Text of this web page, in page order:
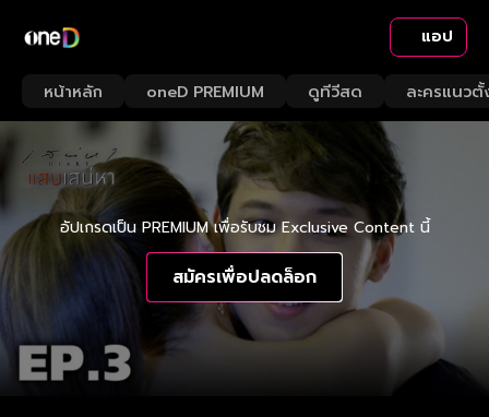
แอป
หน้าหลัก oneD PREMIUM ดูทีวีสด ละครแนวตั้
อัปเกรดเป็น PREMIUM เพื่อรับชม Exclusive Content นี้
สมัครเพื่อปลดล็อก